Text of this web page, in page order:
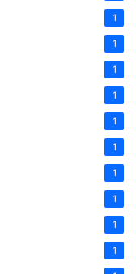
1
1
1
1
1
1
1
1
1
1